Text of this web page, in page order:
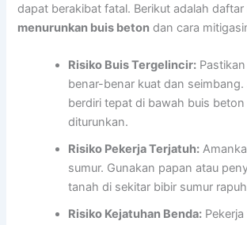
dapat berakibat fatal. Berikut adalah daftar
menurunkan buis beton dan cara
Risiko Buis Tergelincir:
benar-benar kuat dan
berdiri tepat di bawah buis
diturunkan.
Risiko Pekerja Terjatuh:
sumur. Gunakan papan atau
tanah di sekitar bibir sumur
Risiko Kejatuhan Benda: